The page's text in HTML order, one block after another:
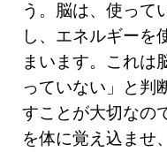
う。脳は、使って
し、エネルギーを
まいます。これは
っていない」と判
すことが大切なの
を体に覚え込ませ